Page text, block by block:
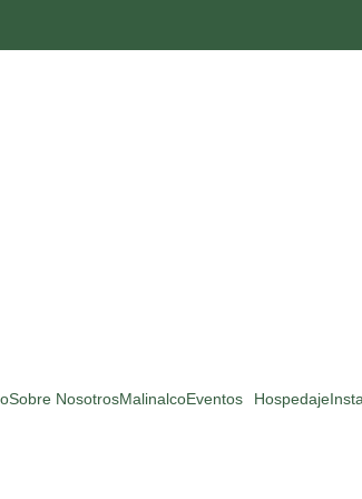
Sobre NosotrosMalinalcoEventos Hospedaje